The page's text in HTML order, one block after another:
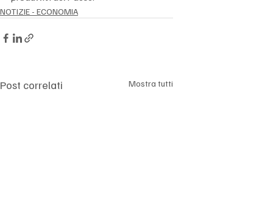
NOTIZIE - ECONOMIA
Post correlati Mostra tutti